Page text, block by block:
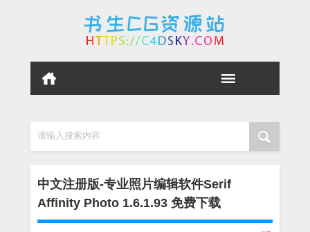
请输入搜索内容
中文注册版-专业照片编辑软件Serif
Affinity Photo 1.6.1.93 免费下载